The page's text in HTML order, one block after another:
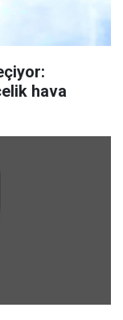
hava